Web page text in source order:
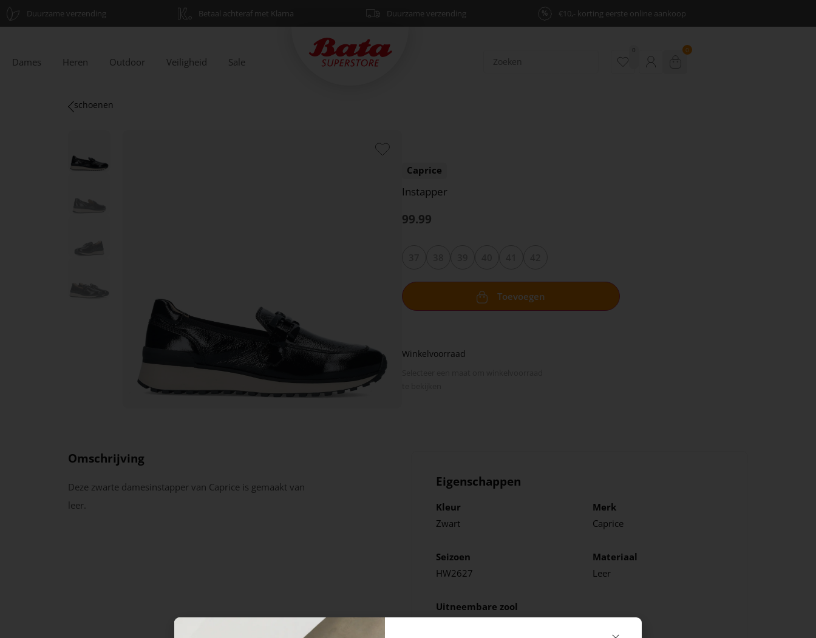
Duurzame verzending Betaal achteraf met Klarna Duurzame verzending % €10,- korting eerste online aankoop
Dames Heren Outdoor Veiligheid Sale
0 0
schoenen
Caprice
Instapper
99.99
Toevoegen
Winkelvoorraad
Omschrijving
Deze zwarte damesinstapper van Caprice is gemaakt van
leer.
Eigenschappen
Kleur
Zwart
Merk
Caprice
Seizoen
HW2627
Materiaal
Leer
Uitneembare zool